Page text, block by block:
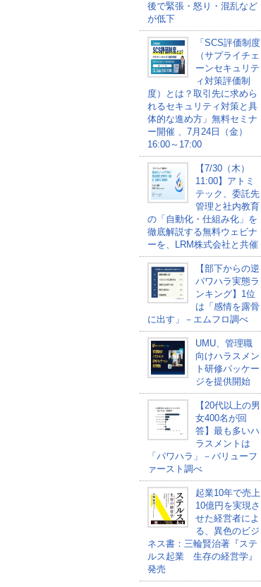
後で緊張・怒り・混乱など
が低下
「SCS評価制度
（サプライチェ
ーンセキュリテ
ィ対策評価制
度）とは？取引先に求めら
れるセキュリティ対策と具
体的な進め方」無料セミナ
ー開催 、7月24日（金）
16:00～17:00
【7/30（木）
11:00】アトミ
テック、委託先
管理と社内教育
の「自動化・仕組み化」を
徹底解説する無料ウェビナ
ーを、LRM株式会社と共催
【部下からの逆
パワハラ実態ラ
ンキング】1位
は「感情を露骨
に出す」－エムフロ調べ
UMU、管理職
向けハラスメン
ト研修パッケー
ジを提供開始
【20代以上の男
女400名が回
答】最も多いハ
ラスメントは
「パワハラ」－バリューフ
ァースト調べ
起業10年で売上
10億円を実現さ
せた経営者によ
る、異色のビジ
ネス書：三輪賢治著『ステ
ルス起業 生存の経営学』
発売